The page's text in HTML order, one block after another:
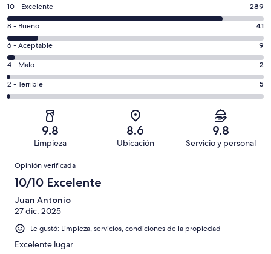
Puntuación
de
10,
es
decir,
Excelente.
Basada
en
opiniones
10 - Excelente 289
Puntuación
de
8,
es
decir,
Bueno.
opiniones
8 - Bueno 41
Puntuación
de
6,
es
decir,
Aceptable.
de
346
opiniones
6 - Aceptable 9
Puntuación
de
4,
Basada
de
opiniones
4 - Malo 2
Puntuación
de
Terrible.
Basada
de
346
opiniones
2 - Terrible 5
9.8
Limpieza
8.6
Ubicación
9.8
Servicio y personal
Opiniones
Opinión verificada
10/10 Excelente
Juan Antonio
27 dic. 2025
Le gustó: Limpieza, servicios, condiciones de la propiedad
Excelente lugar